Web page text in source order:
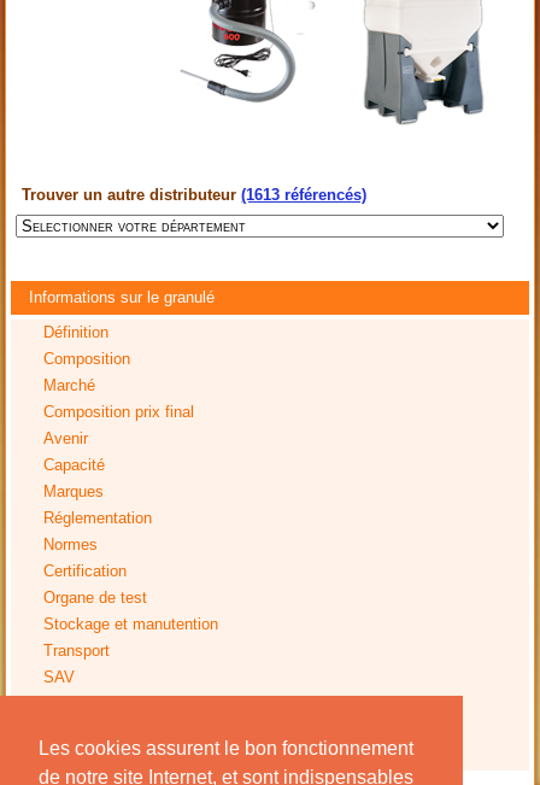
Les cookies assurent le bon fonctionnement
de notre site Internet, et sont indispensables
Trouver un autre distributeur(1613 référencés)
Informations sur le granulé
Définition
Composition
Marché
Composition prix final
Avenir
Capacité
Marques
Réglementation
Normes
Certification
Organe de test
Stockage et manutention
Transport
SAV
Avis installation